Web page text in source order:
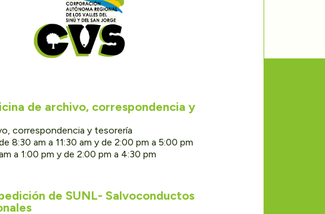
de archivo, correspondencia y
correspondencia y tesorería
8:30 am a 11:30 am y de 2:00 pm a 5:00 pm
a 1:00 pm y de 2:00 pm a 4:30 pm
de SUNL- Salvoconductos